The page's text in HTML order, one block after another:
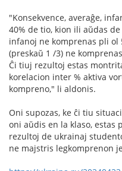
"Konsekvence, averaĝe,
40% de tio, kion ili aŭdas
infanoj ne komprenas pli ol
(preskaŭ 1 /3) ne
Ĉi tiuj rezultoj estas
korelacion inter % aktiva
kompreno," li aldonis.
Oni supozas, ke ĉi tiu
oni aŭdis en la klaso, estas
rezultoj de ukrainaj
ne majstris legkomprenon